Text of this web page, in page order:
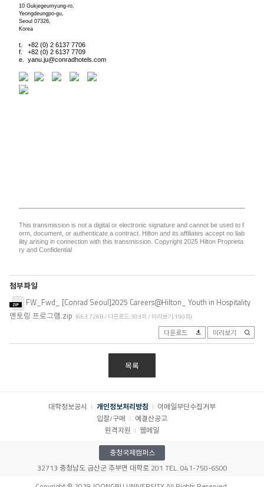
10 Gukjegeumyung-ro,
Yeongdeungpo-gu,
Seoul 07326,
Korea
t. +82 (0) 2 6137 7706
f. +82 (0) 2 6137 7709
e. yanu.ju@conradhotels.com
This transmission is not a digital or electronic signature and cannot be used to f
orm, document, or authenticate a contract. Hilton and its affiliates accept no liab
ility arising in connection with this transmission. Copyright 2025 Hilton Proprieta
ry and Confidential
첨부파일
FW_Fwd_ [Conrad Seoul]2025 Careers@Hilton_ Youth in Hospitality
멘토링 프로그램.zip (663.72KB / 다운로드:303회 / 미리보기:190회)
다운로드 미리보기
목록
대학정보공시 개인정보처리방침
이메일무단수집거부
입찰/구매
예결산공고
원격지원
웹메일
충청국제캠퍼스
32713 충청남도 금산군 추부면 대학로 201 TEL. 041-750-6500